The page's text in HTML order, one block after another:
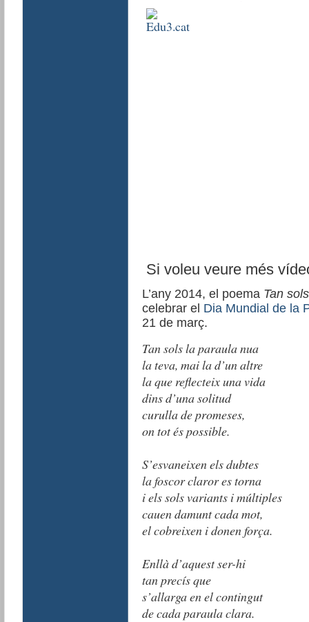
Si voleu veure més
L’any 2014, el poema Tan
celebrar el Dia Mundial de la
21 de març.
Tan sols la paraula nua
la teva, mai la d’un altre
la que reflecteix una vida
dins d’una solitud
curulla de promeses,
on tot és possible.
S’esvaneixen els dubtes
la foscor claror es torna
i els sols variants i múltiples
cauen damunt cada mot,
el cobreixen i donen força.
Enllà d’aquest ser-hi
tan precís que
s’allarga en el contingut
de cada paraula clara.